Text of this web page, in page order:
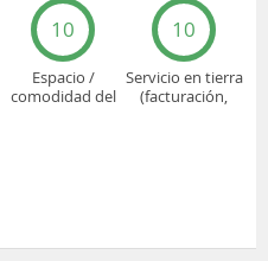
10
Espacio /
comodidad del
10
Servicio en tierra
(facturación,